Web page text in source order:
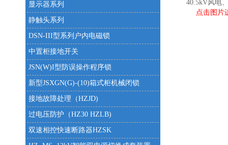
显示器系列
静触头系列
DSN-III型系列户内电磁锁
中置柜接地开关
JSN(W)I型防误操作程序锁
新型JSXGN(G)-(10)箱式柜机械闭锁
接地故障处理（HZJD)
过电压防护（HZ30 HZLB)
双速相控快速断路器HZSK
点击图片